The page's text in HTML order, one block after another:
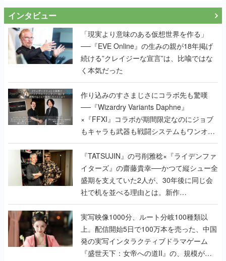
インタビュー
「現実より意味のある仮想世界を作る」
──『EVE Online』の生みの親が18年掲げ
続ける”クレイジーな宣言”は、比喩ではな
く本気だった
作り込みのすさまじさにコラボ先も驚嘆
──『Wizardry Variants Daphne』
×『FFXI』コラボが期間限定なのにジョブ
もキャラも武器も戦闘システムもワンオフ
で作り込まれた理由を両ディレクターに聞
く
『TATSUJIN』の弓削雅稔×『ライデンファ
イターズ』の齋藤貴幸──かつて縦シュー全
盛期を支えていた2人が、30年後に同じ会
社で机を並べる理由とは。新作
『TATSUJIN EXTREME』で初タッグを組
んだレジェンド2人に訊く開発秘話
実写映像1000分、ルート分岐100種類以
上。配信開始5日で100万本を売った、中国
発の実写インタラクティブドラマゲーム
『盛世天下：女帝への道II』の、規模が違